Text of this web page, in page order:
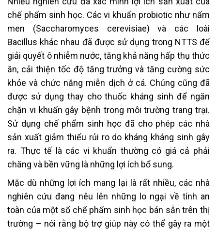
chế phẩm sinh học. Các vi khuẩn probiotic như nấm
men (Saccharomyces cerevisiae) và các loài
Bacillus khác nhau đã được sử dụng trong NTTS để
giải quyết ô nhiễm nước, tăng khả năng hấp thụ thức
ăn, cải thiện tốc độ tăng trưởng và tăng cường sức
khỏe và chức năng miễn dịch ở cá. Chúng cũng đã
được sử dụng thay cho thuốc kháng sinh để ngăn
chặn vi khuẩn gây bệnh trong môi trường trang trại.
Sử dụng chế phẩm sinh học đã cho phép các nhà
sản xuất giảm thiểu rủi ro do kháng kháng sinh gây
ra. Thực tế là các vi khuẩn thường có giá cả phải
chăng và bền vững là những lợi ích bổ sung.
Mặc dù những lợi ích mang lại là rất nhiều, các nhà
nghiên cứu đang nêu lên những lo ngại về tính an
toàn của một số chế phẩm sinh học bán sẵn trên thị
trường – nói rằng bộ trợ giúp này có thể gây ra một